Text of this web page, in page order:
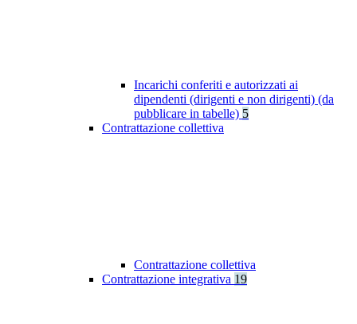
Incarichi conferiti e autorizzati ai
dipendenti (dirigenti e non dirigenti) (da
pubblicare in tabelle) 5
Contrattazione collettiva
Contrattazione collettiva
Contrattazione integrativa 19